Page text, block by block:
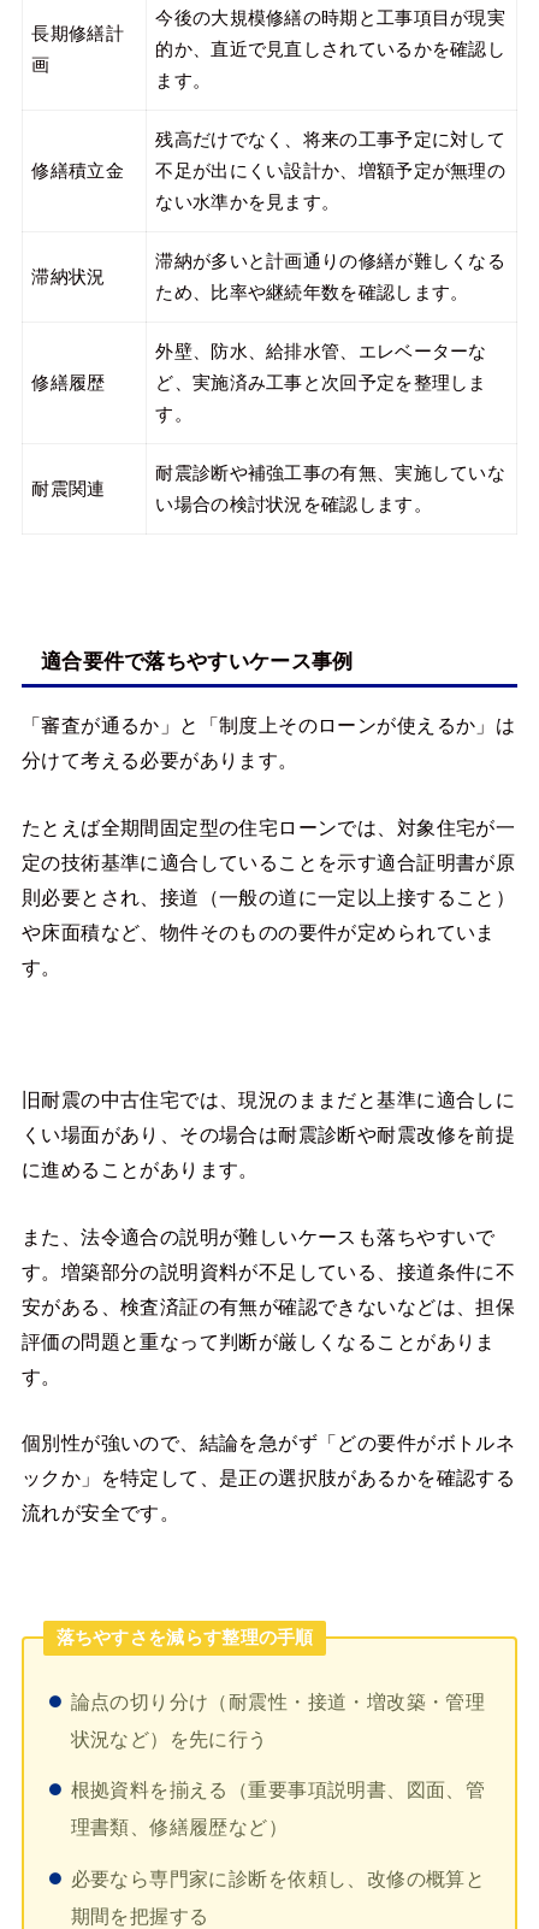
長期修繕計
画
今後の大規模修繕の時期と工事項目が現実
的か、直近で見直しされているかを確認し
ます。
修繕積立金
残高だけでなく、将来の工事予定に対して
不足が出にくい設計か、増額予定が無理の
ない水準かを見ます。
滞納状況
滞納が多いと計画通りの修繕が難しくなる
ため、比率や継続年数を確認します。
修繕履歴
外壁、防水、給排水管、エレベーターな
ど、実施済み工事と次回予定を整理しま
す。
耐震関連
耐震診断や補強工事の有無、実施していな
い場合の検討状況を確認します。
適合要件で落ちやすいケース事例
「審査が通るか」と「制度上そのローンが使えるか」は
分けて考える必要があります。
たとえば全期間固定型の住宅ローンでは、対象住宅が一
定の技術基準に適合していることを示す適合証明書が原
則必要とされ、接道（一般の道に一定以上接すること）
や床面積など、物件そのものの要件が定められていま
す。
旧耐震の中古住宅では、現況のままだと基準に適合しに
くい場面があり、その場合は耐震診断や耐震改修を前提
に進めることがあります。
また、法令適合の説明が難しいケースも落ちやすいで
す。増築部分の説明資料が不足している、接道条件に不
安がある、検査済証の有無が確認できないなどは、担保
評価の問題と重なって判断が厳しくなることがありま
す。
個別性が強いので、結論を急がず「どの要件がボトルネ
ックか」を特定して、是正の選択肢があるかを確認する
流れが安全です。
落ちやすさを減らす整理の手順
論点の切り分け（耐震性・接道・増改築・管理
状況など）を先に行う
根拠資料を揃える（重要事項説明書、図面、管
理書類、修繕履歴など）
必要なら専門家に診断を依頼し、改修の概算と
期間を把握する